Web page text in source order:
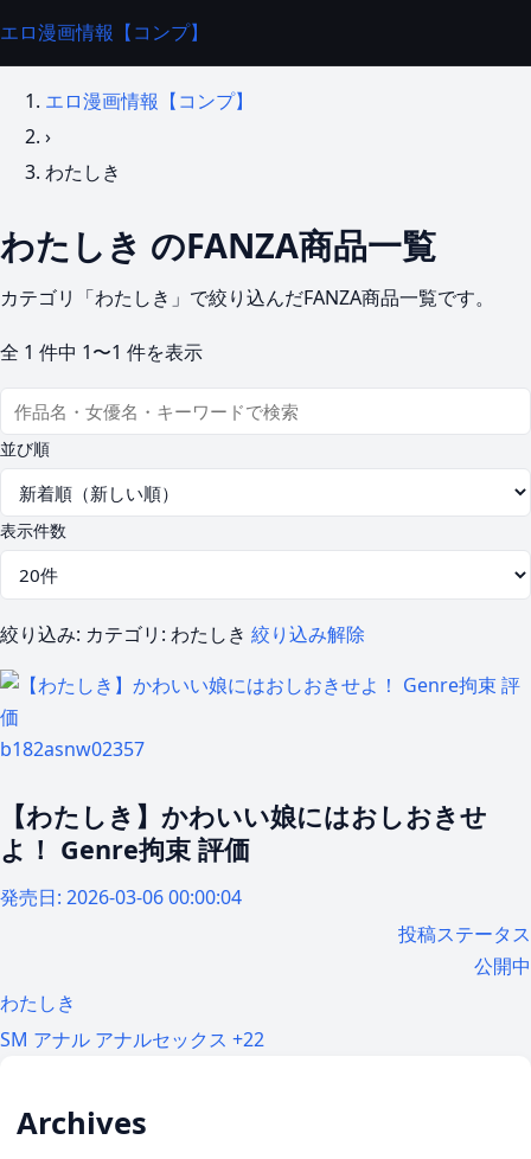
エロ漫画情報【コンプ】
エロ漫画情報【コンプ】
›
わたしき
わたしき のFANZA商品一覧
カテゴリ「わたしき」で絞り込んだFANZA商品一覧です。
全 1 件中 1〜1 件を表示
並び順
表示件数
絞り込み: カテゴリ: わたしき 絞り込み解除
b182asnw02357
【わたしき】かわいい娘にはおしおきせ
よ！ Genre拘束 評価
発売日: 2026-03-06 00:00:04
投稿ステータス
公開中
わたしき
SM アナル アナルセックス +22
Archives